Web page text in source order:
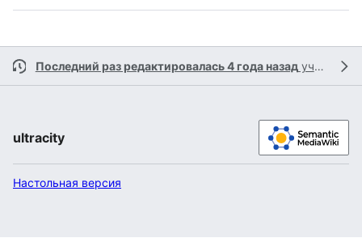
Последний раз редактировалась 4 года назадучастником
ultracity
Настольная версия